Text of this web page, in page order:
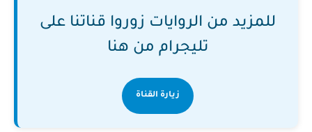
للمزيد من الروايات زوروا قناتنا على
تليجرام من هنا
زيارة القناة